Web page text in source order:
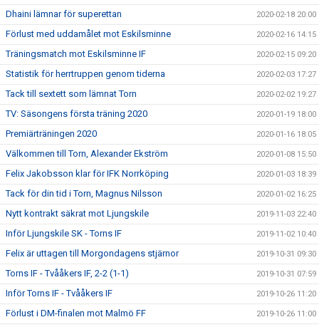
Dhaini lämnar för superettan 2020-02-18 20:00
Förlust med uddamålet mot Eskilsminne 2020-02-16 14:15
Träningsmatch mot Eskilsminne IF 2020-02-15 09:20
Statistik för herrtruppen genom tiderna 2020-02-03 17:27
Tack till sextett som lämnat Torn 2020-02-02 19:27
TV: Säsongens första träning 2020 2020-01-19 18:00
Premiärträningen 2020 2020-01-16 18:05
Välkommen till Torn, Alexander Ekström 2020-01-08 15:50
Felix Jakobsson klar för IFK Norrköping 2020-01-03 18:39
Tack för din tid i Torn, Magnus Nilsson 2020-01-02 16:25
Nytt kontrakt säkrat mot Ljungskile 2019-11-03 22:40
Inför Ljungskile SK - Torns IF 2019-11-02 10:40
Felix är uttagen till Morgondagens stjärnor 2019-10-31 09:30
Torns IF - Tvååkers IF, 2-2 (1-1) 2019-10-31 07:59
Inför Torns IF - Tvååkers IF 2019-10-26 11:20
Förlust i DM-finalen mot Malmö FF 2019-10-26 11:00